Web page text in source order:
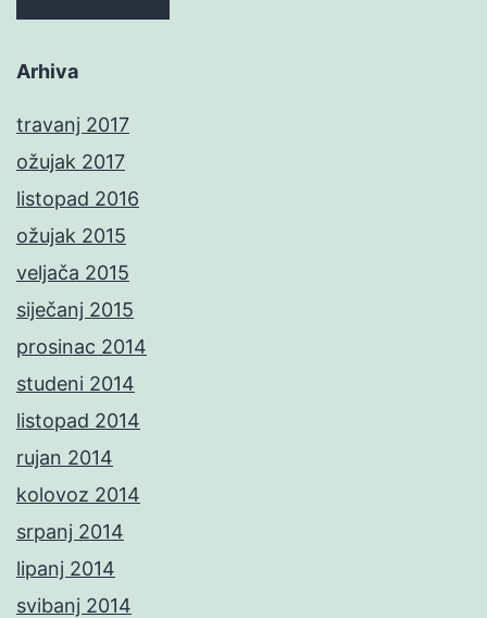
Arhiva
travanj 2017
ožujak 2017
listopad 2016
ožujak 2015
veljača 2015
siječanj 2015
prosinac 2014
studeni 2014
listopad 2014
rujan 2014
kolovoz 2014
srpanj 2014
lipanj 2014
svibanj 2014